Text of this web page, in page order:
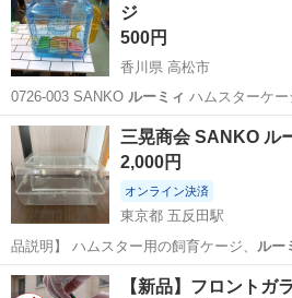
ジ
500円
香川県 高松市
0726-003 SANKO ルーミィ
香川 高松市 その他
三晃商会 SANKO ル
2,000円
オンライン決済
東京都 五反田駅
品説明】 ハムスター用の飼育ケージ、 ルー
広々としたサ…
東京 品川区 五反田駅 その他
【新品】フロント